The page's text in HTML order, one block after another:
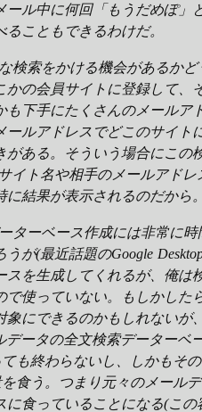
ール中に何回「もうだめぽ」
ることもできるわけだ。
検索をかける機会があるか
かの会員サイトに登録して、
も下手にたくさんのメールア
ールアドレスでどこのサイト
がある。そういう場合にこの
イト名や相手のメールアド
に結果が表示されるのだから
ターベース作成には非常に
うが(最近話題のGoogle
スを生成してくれるが、俺は
で使っていない。もしかした
象にできるのかもしれないが
データの全文検索データーベ
も終わらないし、しかもそ
食う。つまり元々のメール
に食っていることになる(こ